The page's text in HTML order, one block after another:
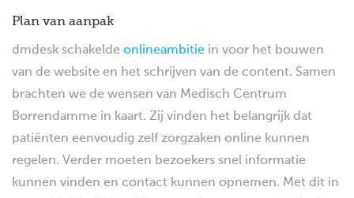
Plan van aanpak
dmdesk schakelde onlineambitie in voor het bouwen
van de website en het schrijven van de content. Samen
brachten we de wensen van Medisch Centrum
Borrendamme in kaart. Zij vinden het belangrijk dat
patiënten eenvoudig zelf zorgzaken online kunnen
regelen. Verder moeten bezoekers snel informatie
kunnen vinden en contact kunnen opnemen. Met dit in